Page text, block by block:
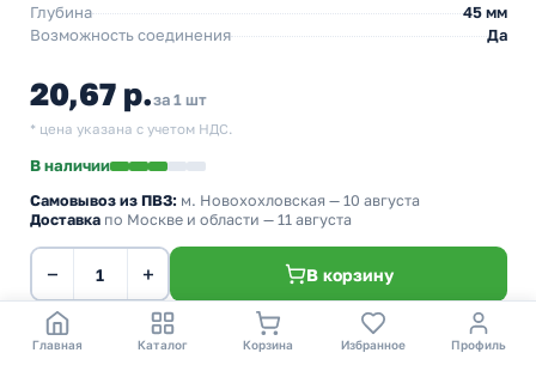
Глубина
45 мм
Возможность соединения
Да
20,67 р.за 1 шт
* цена указана с учетом НДС.
В наличии
Самовывоз из ПВЗ: м. Новохохловская — 10 августа
Доставка по Москве и области — 11 августа
− + В корзину
Главная Каталог Корзина Избранное Профиль